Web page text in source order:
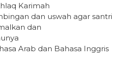
Karimah
dan uswah agar santri
dan
Arab dan Bahasa Inggris